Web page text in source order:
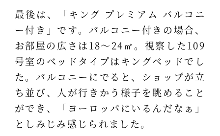
最後は、「キング プレミアム バルコニ
ー付き」です。バルコニー付きの場合、
お部屋の広さは18～24㎡。視察した109
号室のベッドタイプはキングベッドでし
た。バルコニーにでると、ショップが立
ち並び、人が行きかう様子を眺めること
ができ、「ヨーロッパにいるんだなぁ」
としみじみ感じられました。